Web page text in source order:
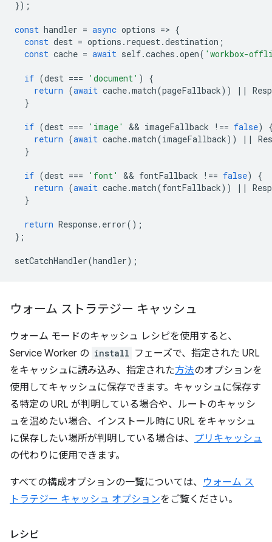
});
const handler = async options => {
const dest = options . request.destination ;
const cache = await self.caches .open( 'workbox-
if (dest === 'document' )
{
return (await cache.match(pageFallback)) ||
}
if (dest === 'image' && imageFallback !== false)
return (await cache.match(imageFallback)) ||
}
if (dest === 'font' && fontFallback !== false)
{
return (await cache.match(fontFallback)) ||
}
return Response. error();
};
setCatchHandler(handler);
ウォーム ストラテジー キャッシュ
ウォーム モードのキャッシュ レシピを使用すると、
Service Worker の install フェーズで、指定された URL
をキャッシュに読み込み、指定された方法のオプションを
使用してキャッシュに保存できます。キャッシュに保存す
る特定の URL が判明している場合や、ルートのキャッシ
ュを温めたい場合、インストール時に URL をキャッシュ
に保存したい場所が判明している場合は、 プリキャッシュ
の代わりに使用できます。
すべての構成オプションの一覧については、 ウォーム ス
トラテジー キャッシュ オプションをご覧ください。
レシピ